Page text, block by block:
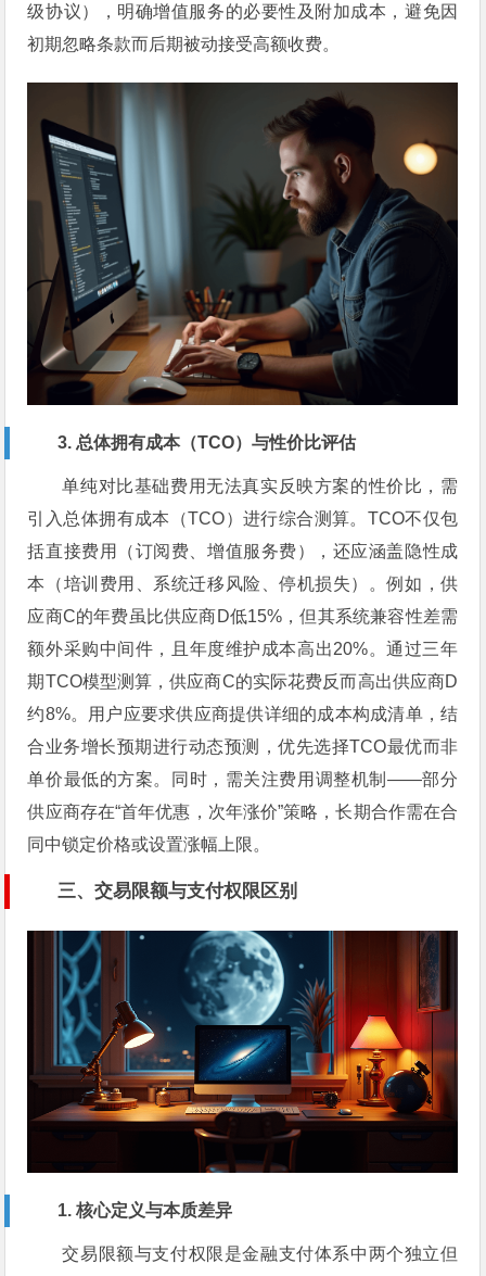
级协议），明确增值服务的必要性及附加成本，避免因
初期忽略条款而后期被动接受高额收费。
3. 总体拥有成本（TCO）与性价比评估
单纯对比基础费用无法真实反映方案的性价比，需
引入总体拥有成本（TCO）进行综合测算。TCO不仅包
括直接费用（订阅费、增值服务费），还应涵盖隐性成
本（培训费用、系统迁移风险、停机损失）。例如，供
应商C的年费虽比供应商D低15%，但其系统兼容性差需
额外采购中间件，且年度维护成本高出20%。通过三年
期TCO模型测算，供应商C的实际花费反而高出供应商D
约8%。用户应要求供应商提供详细的成本构成清单，结
合业务增长预期进行动态预测，优先选择TCO最优而非
单价最低的方案。同时，需关注费用调整机制——部分
供应商存在“首年优惠，次年涨价”策略，长期合作需在合
同中锁定价格或设置涨幅上限。
三、交易限额与支付权限区别
1. 核心定义与本质差异
交易限额与支付权限是金融支付体系中两个独立但